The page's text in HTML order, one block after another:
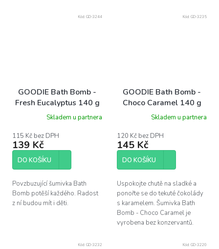
GOODIE Bath Bomb -
Fresh Eucalyptus 140 g
Skladem u partnera
115 Kč bez DPH
139 Kč
DO KOŠÍKU
Povzbuzující šumivka Bath
Bomb potěší každého. Radost
z ní budou mít i děti.
Kód: GD-3244
GOODIE Bath Bomb -
Choco Caramel 140 g
Skladem u partnera
120 Kč bez DPH
145 Kč
DO KOŠÍKU
Uspokojte chutě na sladké a
ponořte se do tekuté čokolády
s karamelem. Šumivka Bath
Bomb - Choco Caramel je
vyrobena bez konzervantů.
Kód: GD-3235
Kód: GD-3232 Kód: GD-3220